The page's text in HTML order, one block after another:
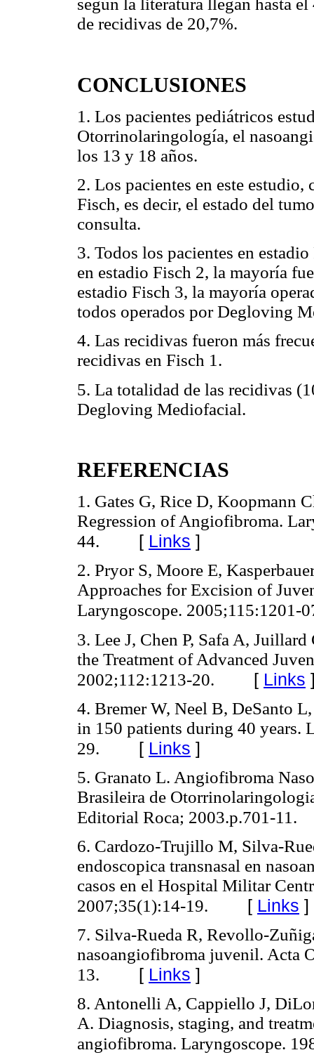
según la literatura llegan hasta
de recidivas de 20,7%.
CONCLUSIONES
1. Los pacientes pediátricos
Otorrinolaringología, el
los 13 y 18 años.
2. Los pacientes en este
Fisch, es decir, el estado del
consulta.
3. Todos los pacientes en
en estadio Fisch 2, la mayoría
estadio Fisch 3, la mayoría
todos operados por Degloving
4. Las recidivas fueron más
recidivas en Fisch 1.
5. La totalidad de las recidivas
Degloving Mediofacial.
REFERENCIAS
1. Gates G, Rice D, Koopmann
Regression of Angiofibroma.
44. [ Links ]
2. Pryor S, Moore E,
Approaches for Excision of
Laryngoscope. 2005;115:1201-
3. Lee J, Chen P, Safa A,
the Treatment of Advanced
2002;112:1213-20. [ Links
4. Bremer W, Neel B, DeSanto
in 150 patients during 40 years.
29. [ Links ]
5. Granato L. Angiofibroma
Brasileira de
Editorial Roca; 2003.p.701-11.
6. Cardozo-Trujillo M, Silva-
endoscopica transnasal en
casos en el Hospital Militar
2007;35(1):14-19. [ Links ]
7. Silva-Rueda R, Revollo-
nasoangiofibroma juvenil. Acta
13. [ Links ]
8. Antonelli A, Cappiello J,
A. Diagnosis, staging, and
angiofibroma. Laryngoscope.